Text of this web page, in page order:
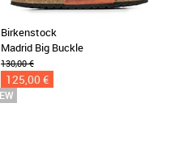
Birkenstock
Madrid Big Buckle
130,00 €
125,00 €